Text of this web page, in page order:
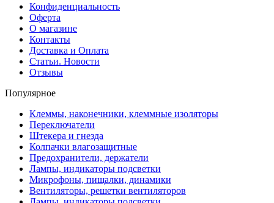
Конфиденциальность
Оферта
О магазине
Контакты
Доставка и Оплата
Статьи. Новости
Отзывы
Популярное
Клеммы, наконечники, клеммные изоляторы
Переключатели
Штекера и гнезда
Колпачки влагозащитные
Предохранители, держатели
Лампы, индикаторы подсветки
Микрофоны, пищалки, динамики
Вентиляторы, решетки вентиляторов